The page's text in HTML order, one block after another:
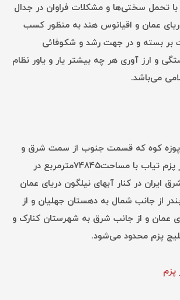
تحمل سختی‌ها و مشکلات فراوان در جدال
عمان و اقیانوس هند به منظور کسب
بر بسته و در جهت رشد و شکوفائی
و ارز آوری هر چه بیشتر یار و یاور نظام
می‌باشد.
پوزه کوه که قسمت جنوب از سمت شرق و
غرب ادامه دارد. بندر پزم تیاب با مساحت۷۴۸۴۵مترمربع در
ایران در کنار آبهای نیلگون دریای عمان
از جانب شمال به دهستان جهلیان و از
عمان و از جانب شرق به شهرستان کنارک و
پزم محدود می‌شود.
پزم